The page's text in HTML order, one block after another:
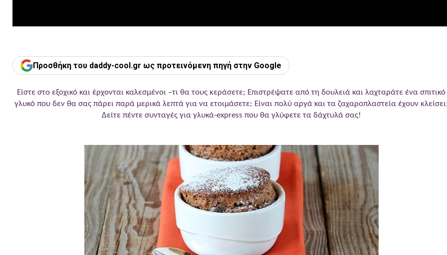
Προσθήκη του daddy-cool.gr ως προτεινόμενη πηγή στην Google
Είστε στο εξοχικό και έρχονται καλεσμένοι –τι θα τους κεράσετε; Επιστρέψατε από τη δουλειά και λαχταράτε ένα σπιτικό
γλυκό που δεν θα σας πάρει παρά μερικά λεπτά για να ετοιμάσετε; Είναι πολύ αργά και τα ζαχαροπλαστεία έχουν
Δείτε πέντε συνταγές για γλυκά-express που θα γλύφετε τα δάχτυλά σας!